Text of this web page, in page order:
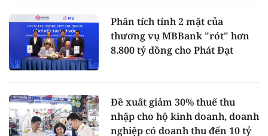
Phân tích tính 2 mặt của
thương vụ MBBank "rót" hơn
8.800 tỷ đồng cho Phát Đạt
Đề xuất giảm 30% thuế thu
nhập cho hộ kinh doanh, doanh
nghiệp có doanh thu đến 10 tỷ